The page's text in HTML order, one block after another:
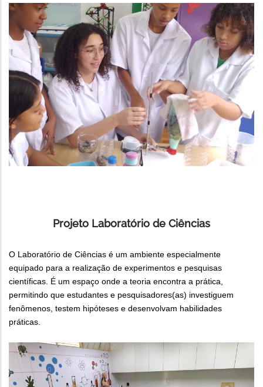
Projeto Laboratório de Ciências
O Laboratório de Ciências é um ambiente especialmente
equipado para a realização de experimentos e pesquisas
científicas. É um espaço onde a teoria encontra a prática,
permitindo que estudantes e pesquisadores(as) investiguem
fenômenos, testem hipóteses e desenvolvam habilidades
práticas.